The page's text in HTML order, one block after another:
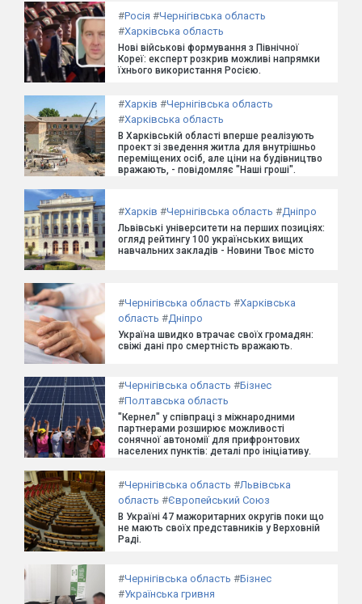
#Росія #Чернігівська область
#Харківська область
Нові військові формування з Північної
Кореї: експерт розкрив можливі напрямки
їхнього використання Росією.
#Харків #Чернігівська область
#Харківська область
В Харківській області вперше реалізують
проект зі зведення житла для внутрішньо
переміщених осіб, але ціни на будівництво
вражають, - повідомляє "Наші гроші".
#Харків #Чернігівська область #Дніпро
Львівські університети на перших позиціях:
огляд рейтингу 100 українських вищих
навчальних закладів - Новини Твоє місто
#Чернігівська область #Харківська
область #Дніпро
Україна швидко втрачає своїх громадян:
свіжі дані про смертність вражають.
#Чернігівська область #Бізнес
#Полтавська область
"Кернел" у співпраці з міжнародними
партнерами розширює можливості
сонячної автономії для прифронтових
населених пунктів: деталі про ініціативу.
#Чернігівська область #Львівська
область #Європейський Союз
В Україні 47 мажоритарних округів поки що
не мають своїх представників у Верховній
Раді.
#Чернігівська область #Бізнес
#Українська гривня